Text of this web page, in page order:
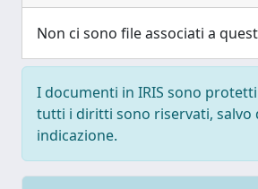
Non ci sono file associati a
I documenti in IRIS sono
tutti i diritti sono riservati, salvo
indicazione.